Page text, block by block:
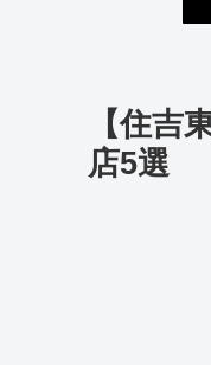
【住吉
店5選